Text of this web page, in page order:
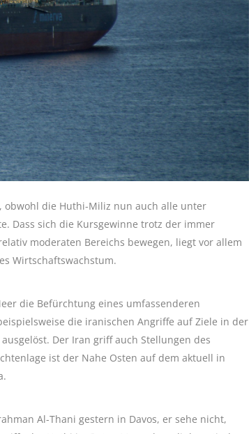
obwohl die Huthi-Miliz nun auch alle unter
Dass sich die Kursgewinne trotz der immer
moderaten Bereichs bewegen, liegt vor allem
Wirtschaftswachstum.
die Befürchtung eines umfassenderen
die iranischen Angriffe auf Ziele in der
Der Iran griff auch Stellungen des
ist der Nahe Osten auf dem aktuell in
Al-Thani gestern in Davos, er sehe nicht,